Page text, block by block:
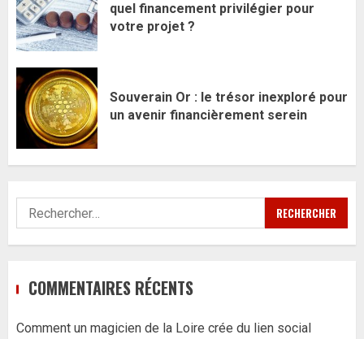
quel financement privilégier pour
votre projet ?
Souverain Or : le trésor inexploré pour
un avenir financièrement serein
Rechercher :
COMMENTAIRES RÉCENTS
Comment un magicien de la Loire crée du lien social